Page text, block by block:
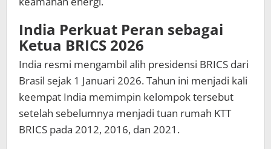
India Perkuat Peran sebagai
Ketua BRICS 2026
India resmi mengambil alih presidensi BRICS dari
Brasil sejak 1 Januari 2026. Tahun ini menjadi kali
keempat India memimpin kelompok tersebut
setelah sebelumnya menjadi tuan rumah KTT
BRICS pada 2012, 2016, dan 2021.